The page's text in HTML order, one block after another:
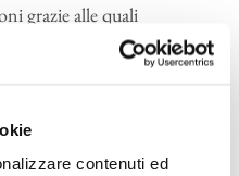
contenuti ed
grazie alle quali
Rattalino, «il manifesto
dominato per una
affermano sin
del sol minore, con impeto